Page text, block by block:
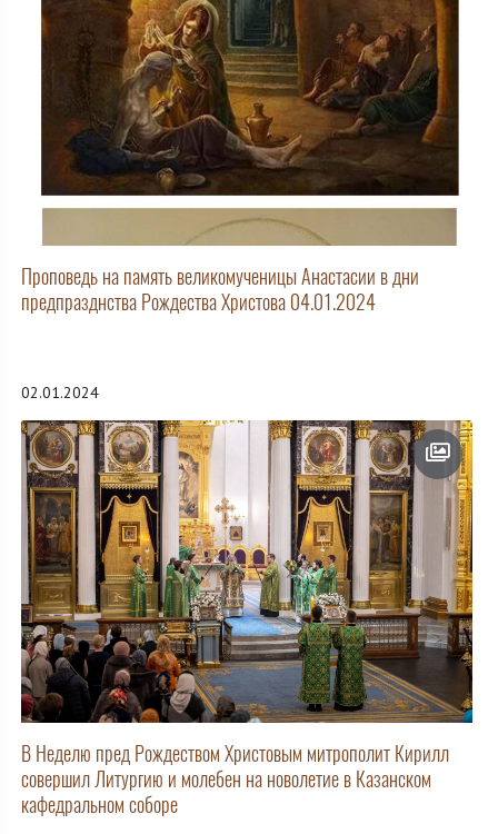
Проповедь на память великомученицы Анастасии в дни
предпразднства Рождества Христова 04.01.2024
02.01.2024
В Неделю пред Рождеством Христовым митрополит Кирилл
совершил Литургию и молебен на новолетие в Казанском
кафедральном соборе